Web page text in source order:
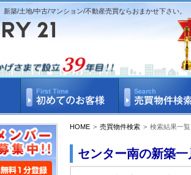
築/土地/中古/マンション/不動産売買ならおまかせ下さい。
HOME > 売買物件検索 > 検索結果一覧
センター南の新築